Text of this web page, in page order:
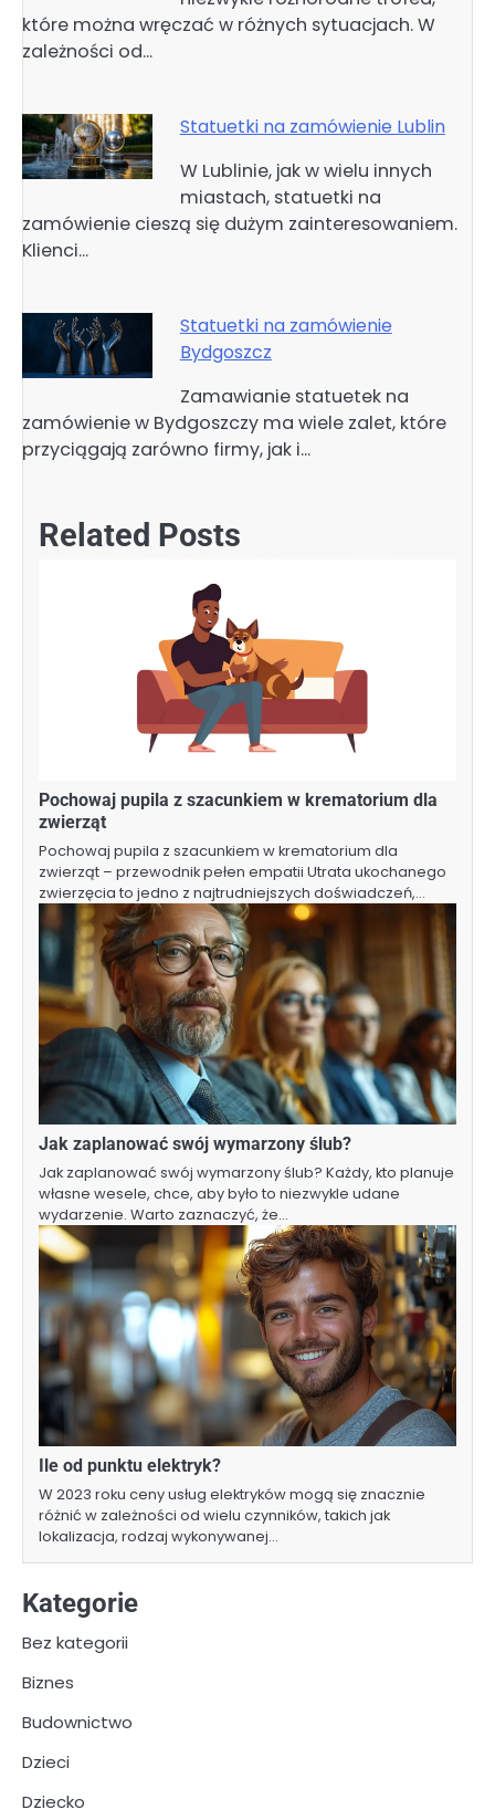
które można wręczać w różnych sytuacjach. W
zależności od…
Statuetki na zamówienie Lublin
W Lublinie, jak w wielu innych
miastach, statuetki na
zamówienie cieszą się dużym zainteresowaniem.
Klienci…
Statuetki na zamówienie
Bydgoszcz
Zamawianie statuetek na
zamówienie w Bydgoszczy ma wiele zalet, które
przyciągają zarówno firmy, jak i…
Related Posts
Pochowaj pupila z szacunkiem w krematorium dla
zwierząt
Pochowaj pupila z szacunkiem w krematorium dla
zwierząt – przewodnik pełen empatii Utrata ukochanego
zwierzęcia to jedno z najtrudniejszych doświadczeń,…
Jak zaplanować swój wymarzony ślub?
Jak zaplanować swój wymarzony ślub? Każdy, kto planuje
własne wesele, chce, aby było to niezwykle udane
wydarzenie. Warto zaznaczyć, że…
Ile od punktu elektryk?
W 2023 roku ceny usług elektryków mogą się znacznie
różnić w zależności od wielu czynników, takich jak
lokalizacja, rodzaj wykonywanej…
Kategorie
Bez kategorii
Biznes
Budownictwo
Dzieci
Dziecko